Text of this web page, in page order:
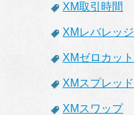
XM取引時間
XMレバレッジ
XMゼロカット
XMスプレッド
XMスワップ